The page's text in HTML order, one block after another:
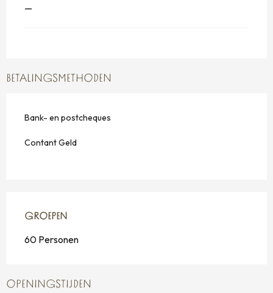
—
BETALINGSMETHODEN
Bank- en postcheques
Contant Geld
GROEPEN
GROEPEN
60 Personen
OPENINGSTIJDEN